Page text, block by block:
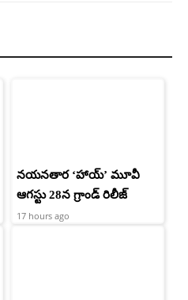
నయనతార ‘హాయ్’ మూవీ
ఆగస్టు 28న గ్రాండ్ రిలీజ్
17 hours ago